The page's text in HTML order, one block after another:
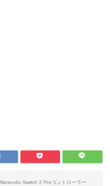
Nintendo Switch 2 Proコントローラー